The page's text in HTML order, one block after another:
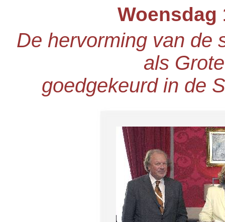
Woensdag
De hervorming van de
als
goedgekeurd in de